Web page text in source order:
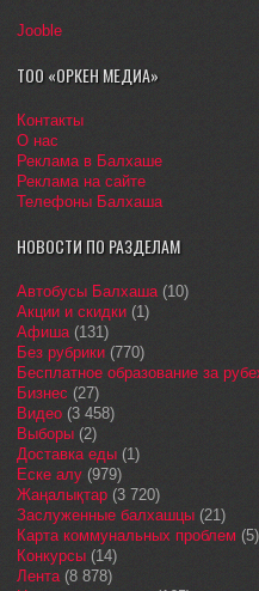
Jooble
ТОО «ОРКЕН МЕДИА»
Контакты
О нас
Реклама в Балхаше
Реклама на сайте
Телефоны Балхаша
НОВОСТИ ПО РАЗДЕЛАМ
Автобусы Балхаша(10)
Акции и скидки (1)
Афиша(131)
Без рубрики (770)
Бесплатное образование за
Бизнес (27)
Видео (3 458)
Выборы (2)
Доставка еды (1)
Еске алу (979)
Жаңалықтар (3 720)
Заслуженные балхашцы (21)
Карта коммунальных проблем (5)
Конкурсы (14)
Лента(8 878)